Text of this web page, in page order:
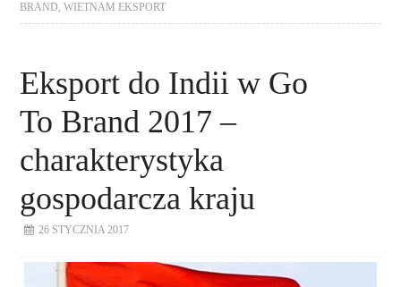
BRAND ,WIETNAM EKSPORT
Eksport do Indii w Go
To Brand 2017 –
charakterystyka
gospodarcza kraju
26 STYCZNIA 2017